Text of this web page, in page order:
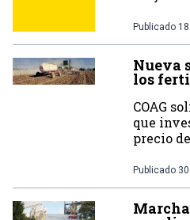
Publicado
Nueva
los
COAG
que
precio
Publicado